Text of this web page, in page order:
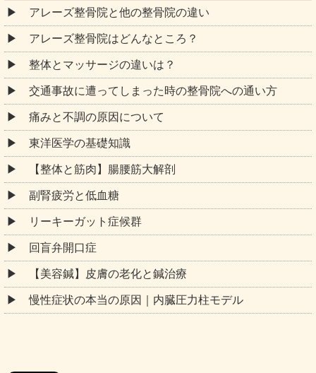
アレーズ整骨院と他の整骨院の違い
アレーズ整骨院はどんなところ？
整体とマッサージの違いは？
交通事故に遭ってしまった時の整骨院への通い方
痛みと不調の原因について
東洋医学の基礎知識
【整体と筋肉】腸腰筋大解剖
副腎疲労と低血糖
リーキーガット症候群
回盲弁開口症
【美容鍼】皮膚の老化と鍼治療
慢性症状の本当の原因｜内臓圧力柱モデル